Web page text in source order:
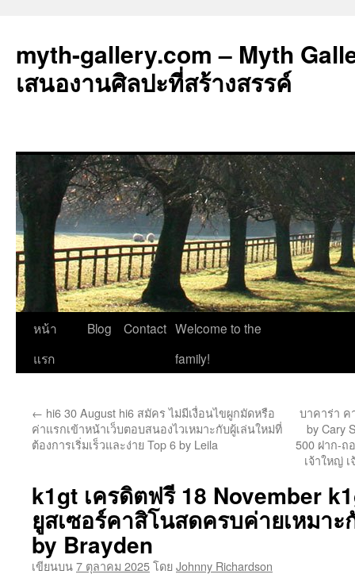
myth-gallery.com – Myth
เสนองานศิลปะที่สร้างสรรค์
ข้าม
ไป
เนื้อหา
หน้า
แรก
Blog Contact Welcome to the
family!
← hi6 30 August hi6 สมัคร ไม่มีเงื่อนไขผูกมัดหรือ
ค่าแรกเข้าหน้าเว็บตอบสนองไวเหมาะกับผู้เล่นใหม่ที่
ต้องการเริ่มเร็วและง่าย Top 6 by Leila
บาคาร่า ค
by Cary
500 ฝาก-ถ
เจ้าใหญ่
k1gt เครดิตฟรี 18 November
ยูสเซอร์คาสิโนสดครบค่ายเหมา
by Brayden
เขียนบน7 ตุลาคม 2025โดยJohnny Richardson